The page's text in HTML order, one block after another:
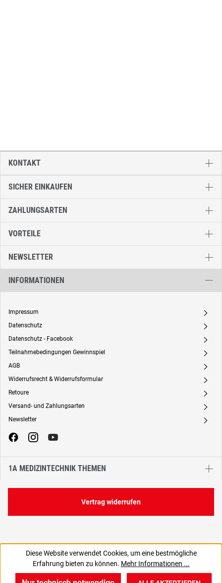
235,16 €
SICHER EINKAUFEN
ZAHLUNGSARTEN
VORTEILE
NEWSLETTER
INFORMATIONEN
Impressum A
Datenschutz A
Datenschutz - Facebook A
Teilnahmebedingungen Gewinnspiel A
AGB A
Widerrufsrecht & Widerrufsformular A
Retoure A
Versand- und Zahlungsarten A
Newsletter A
1A MEDIZINTECHNIK THEMEN
KONTAKT
Vertrag widerrufen
Diese Website verwendet Cookies, um eine bestmögliche
Erfahrung bieten zu können. Mehr Informationen ...